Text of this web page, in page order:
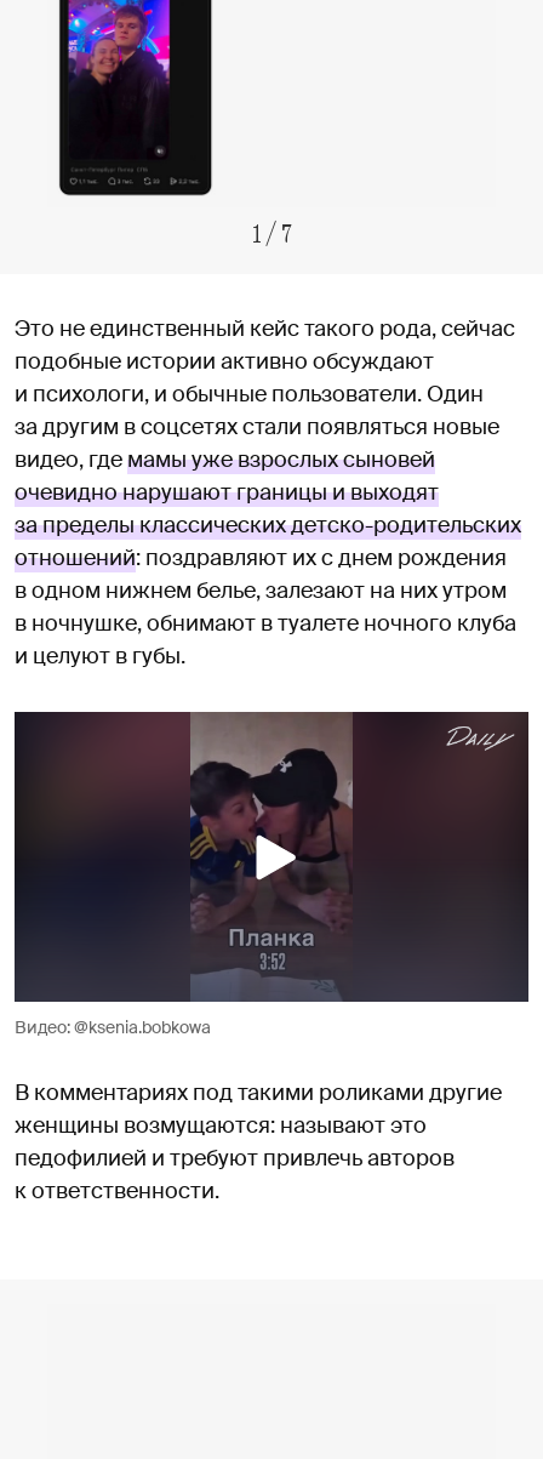
1/7
Это не единственный кейс такого рода, сейчас
подобные истории активно обсуждают
и психологи, и обычные пользователи. Один
за другим в соцсетях стали появляться новые
видео, гдемамы уже взрослых сыновей
очевидно нарушают границы и выходят
за пределы классических детско-родительских
отношений: поздравляют их с днем рождения
в одном нижнем белье, залезают на них утром
в ночнушке, обнимают в туалете ночного клуба
и целуют в губы.
Видео: @ksenia.bobkowa
В комментариях под такими роликами другие
женщины возмущаются: называют это
педофилией и требуют привлечь авторов
к ответственности.